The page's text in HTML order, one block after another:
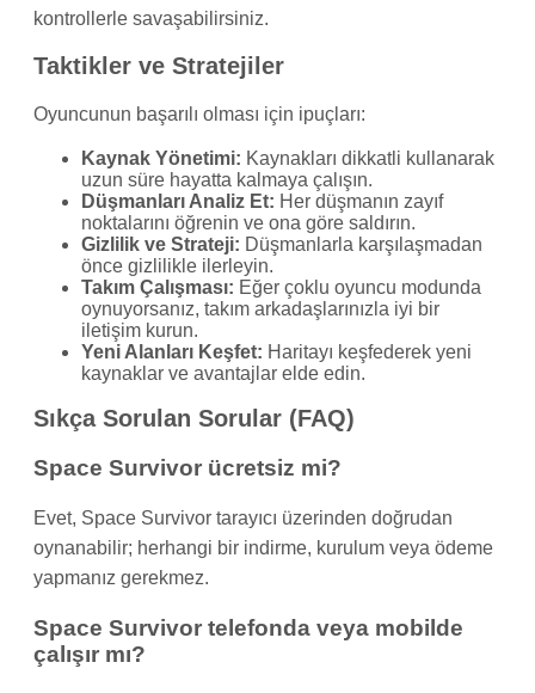
kontrollerle savaşabilirsiniz.
Taktikler ve Stratejiler
Oyuncunun başarılı olması için ipuçları:
Kaynak Yönetimi: Kaynakları dikkatli kullanarak
uzun süre hayatta kalmaya çalışın.
Düşmanları Analiz Et: Her düşmanın zayıf
noktalarını öğrenin ve ona göre saldırın.
Gizlilik ve Strateji: Düşmanlarla karşılaşmadan
önce gizlilikle ilerleyin.
Takım Çalışması: Eğer çoklu oyuncu modunda
oynuyorsanız, takım arkadaşlarınızla iyi bir
iletişim kurun.
Yeni Alanları Keşfet: Haritayı keşfederek yeni
kaynaklar ve avantajlar elde edin.
Sıkça Sorulan Sorular (FAQ)
Space Survivor ücretsiz mi?
Evet, Space Survivor tarayıcı üzerinden doğrudan
oynanabilir; herhangi bir indirme, kurulum veya ödeme
yapmanız gerekmez.
Space Survivor telefonda veya mobilde
çalışır mı?